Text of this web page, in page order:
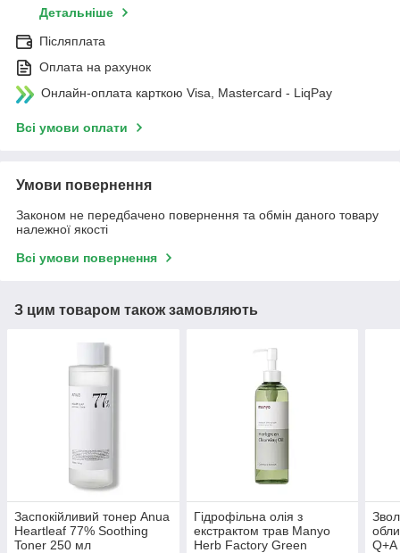
Детальніше
Післяплата
Оплата на рахунок
Онлайн-оплата карткою Visa, Mastercard - LiqPay
Всі умови оплати
Умови повернення
Законом не передбачено повернення та обмін даного товару
належної якості
Всі умови повернення
З цим товаром також замовляють
Заспокійливий тонер Anua
Heartleaf 77% Soothing
Toner 250 мл
Гідрофільна олія з
екстрактом трав Manyo
Herb Factory Green